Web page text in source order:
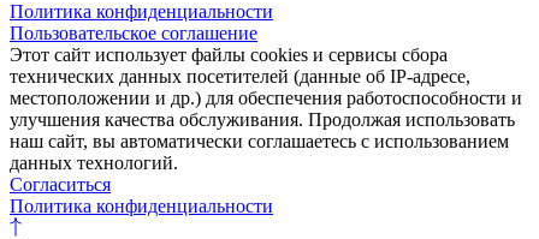
Политика конфиденциальности
Пользовательское соглашение
Этот сайт использует файлы cookies и сервисы сбора
технических данных посетителей (данные об IP-адресе,
местоположении и др.) для обеспечения работоспособности и
улучшения качества обслуживания. Продолжая использовать
наш сайт, вы автоматически соглашаетесь с использованием
данных технологий.
Согласиться
Политика конфиденциальности